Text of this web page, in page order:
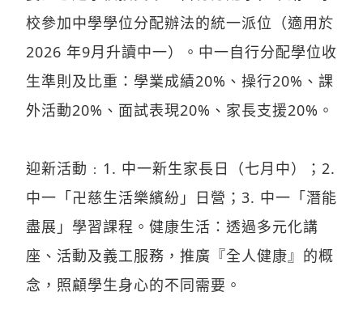
校參加中學學位分配辦法的統一派位（適用於
2026 年9月升讀中一）。中一自行分配學位收
生準則及比重：學業成績20%、操行20%、課
外活動20%、面試表現20%、家長支援20%。
迎新活動﹕1. 中一新生家長日（七月中）；2.
中一「卍慈生活樂繽紛」日營；3. 中一「潛能
盡展」學習課程。健康生活：透過多元化講
座、活動及義工服務，推廣『全人健康』的概
念，照顧學生身心的不同需要。